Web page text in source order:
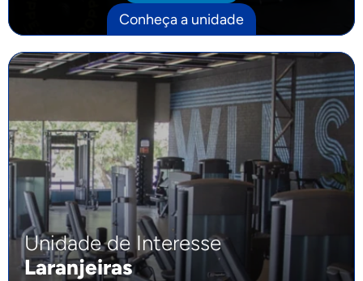
Conheça a unidade
Unidade de Interesse
Laranjeiras